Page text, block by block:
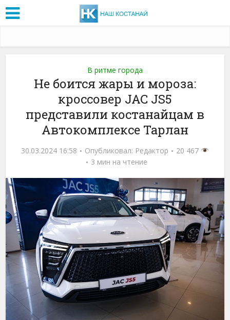
В ритме города
Не боится жары и мороза:
кроссовер JAC JS5
представили костанайцам в
Автокомплексе Тарлан
30.03.2024 16:58 Опубликовал: Редактор
20 467
3 мин на чтение